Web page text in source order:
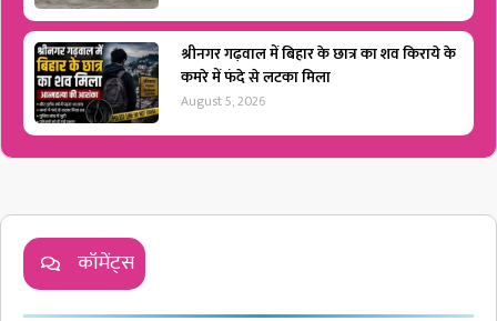
श्रीनगर गढ़वाल में बिहार के छात्र का शव किराये के
कमरे में फंदे से लटका मिला
August 5, 2026
कॉमेंट्स